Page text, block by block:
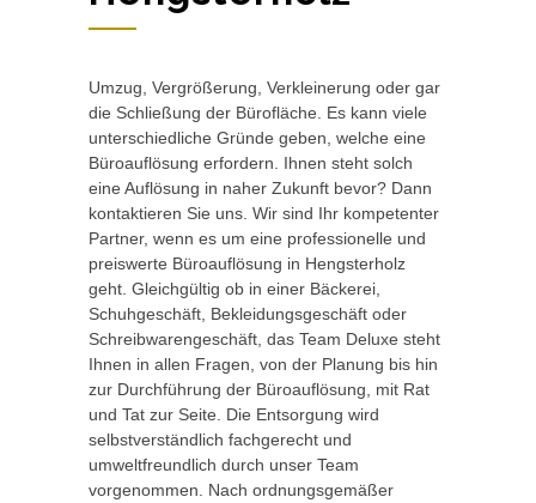
Umzug, Vergrößerung, Verkleinerung oder gar
die Schließung der Bürofläche. Es kann viele
unterschiedliche Gründe geben, welche eine
Büroauflösung erfordern. Ihnen steht solch
eine Auflösung in naher Zukunft bevor? Dann
kontaktieren Sie uns. Wir sind Ihr kompetenter
Partner, wenn es um eine professionelle und
preiswerte Büroauflösung in Hengsterholz
geht. Gleichgültig ob in einer Bäckerei,
Schuhgeschäft, Bekleidungsgeschäft oder
Schreibwarengeschäft, das Team Deluxe steht
Ihnen in allen Fragen, von der Planung bis hin
zur Durchführung der Büroauflösung, mit Rat
und Tat zur Seite. Die Entsorgung wird
selbstverständlich fachgerecht und
umweltfreundlich durch unser Team
vorgenommen. Nach ordnungsgemäßer